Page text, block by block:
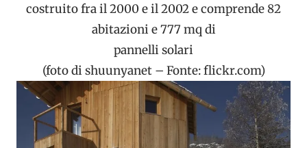
costruito fra il 2000 e il 2002 e comprende 82
abitazioni e 777 mq di
pannelli solari
(foto di shuunyanet – Fonte: flickr.com)